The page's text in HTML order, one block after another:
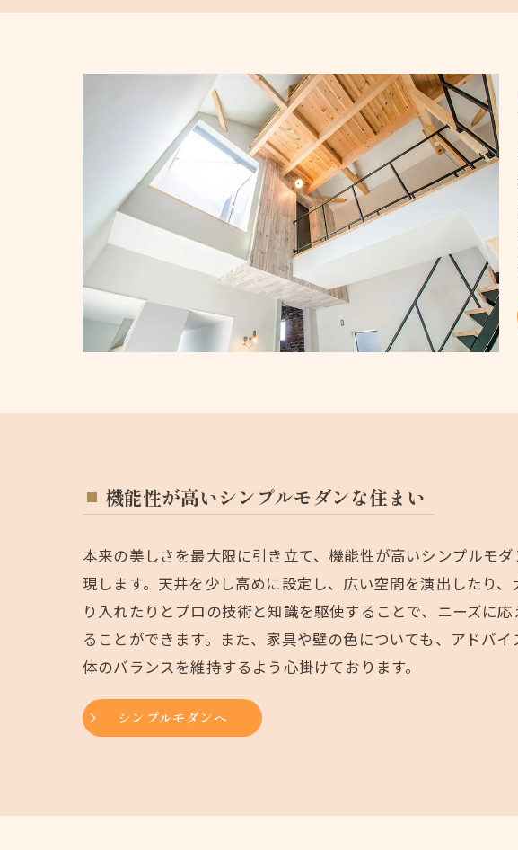
機能性が高いシンプルモダンな住まい
本来の美しさを最大限に引き立て、機能性が高いシンプルモ
現します。天井を少し高めに設定し、広い空間を演出したり
り入れたりとプロの技術と知識を駆使することで、ニーズに
ることができます。また、家具や壁の色についても、アドバ
体のバランスを維持するよう心掛けております。
シンプルモダンへ